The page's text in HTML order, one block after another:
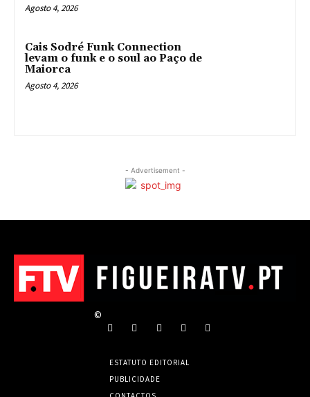
Agosto 4, 2026
Cais Sodré Funk Connection
levam o funk e o soul ao Paço de
Maiorca
Agosto 4, 2026
- Advertisement -
©
ESTATUTO EDITORIAL
PUBLICIDADE